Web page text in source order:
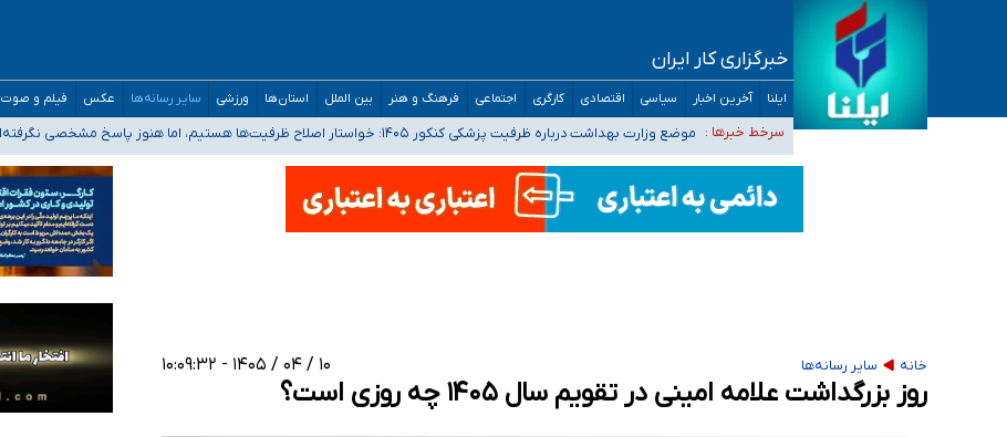
خبرگزاری کار ایران
ایلنا آخرین اخبار سیاسی اقتصادی کارگری اجتماعی فرهنگ و هنر بین الملل استان‌ها ورزشی سایر رسانه‌ها عکس فیلم و صوت
سرخط خبرها :
۴۰ تا ۵۰ روز گرمای نسبی در پیش داریم/ دمای تهران به ۳۸ درجه می‌رسد
موضع وزارت بهداشت درباره ظرفیت پزشکی کنکور ۱۴۰۵: خواستار اصلاح ظرفیت‌ها هستیم، اما هنوز پاسخ مشخصی نگرفته‌ایم
تعویق آزمون ورودی دکترای تخصصی فرماندهی صحنه عملیات و دکترای تخصصی جغرافیای نظامی دافوس آجا
خبرنگاران راویان حقیقت با دغدغه نان، مسکن و بیمه
آخرین وضعیت شیوع عفونت‌های تنفسی در کشور/ خوزستان و کرمان بالاتر از آستانه هشدار
خانه سایر رسانه‌ها ۱۰ / ۰۴ / ۱۴۰۵ - ۱۰:۰۹:۳۲
روز بزرگداشت علامه امینی در تقویم سال ۱۴۰۵ چه روزی است؟